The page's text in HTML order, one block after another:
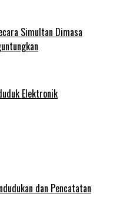
Simultan Dimasa
Elektronik
dan Pencatatan